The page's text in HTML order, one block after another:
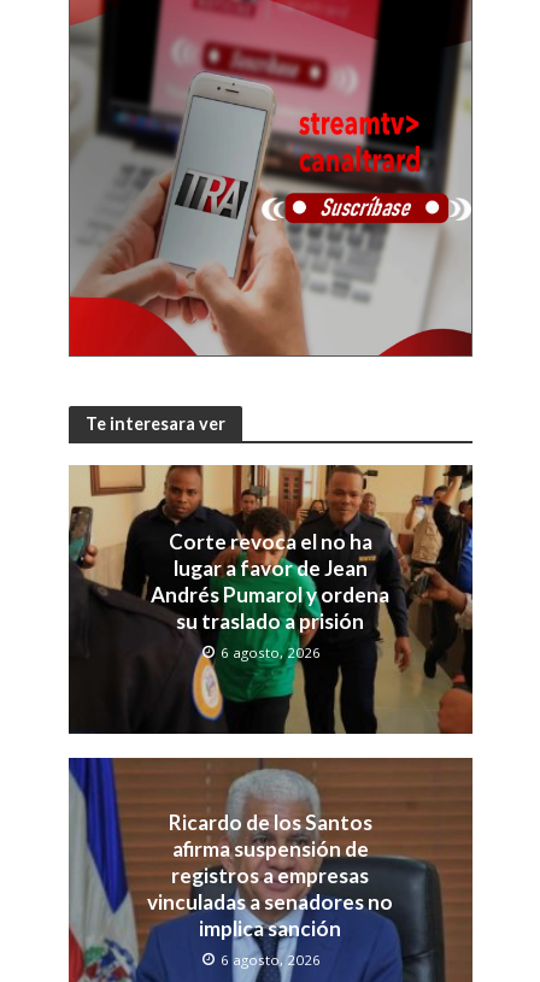
Te interesara ver
Corte revoca el no ha
lugar a favor de Jean
Andrés Pumarol y ordena
su traslado a prisión
6 agosto, 2026
Ricardo de los Santos
afirma suspensión de
registros a empresas
vinculadas a senadores no
implica sanción
6 agosto, 2026